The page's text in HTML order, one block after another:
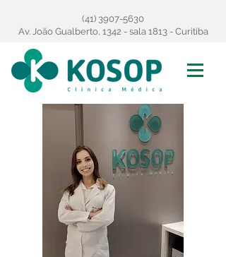
(41) 3907-5630
Av. João Gualberto, 1342 - sala 1813 - Curitiba